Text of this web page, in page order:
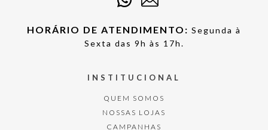
HORÁRIO DE ATENDIMENTO: Segunda à
Sexta das 9h às 17h.
INSTITUCIONAL
QUEM SOMOS
NOSSAS LOJAS
CAMPANHAS